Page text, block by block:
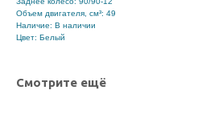
Объем двигателя, см³: 49
Наличие: В наличии
Цвет: Белый
Смотрите ещё